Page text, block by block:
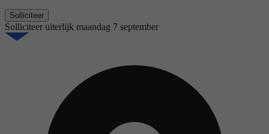
Solliciteer
Solliciteer uiterlijk maandag 7 september